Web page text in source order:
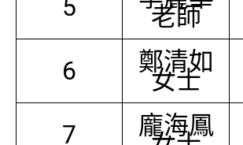
5 老師
6 鄭清如
女士
7 龐海鳳